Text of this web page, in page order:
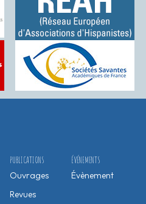
ÉVÉNEMENTS
Évènement
PUBLICATIONS
Ouvrages
Revues